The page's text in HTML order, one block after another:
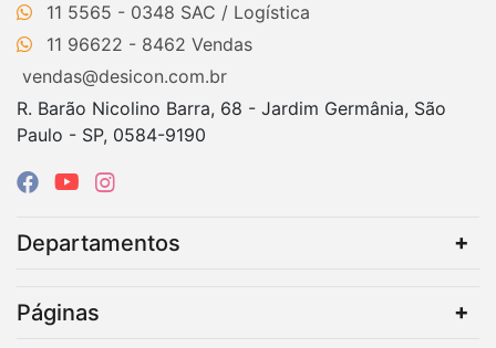
11 5565 - 0348
11 96622 - 8462
vendas@desicon.com.br
R. Barão Nicolino Barra, 68 - Jardim Germânia, São
Paulo - SP, 0584-9190
Departamentos
Páginas